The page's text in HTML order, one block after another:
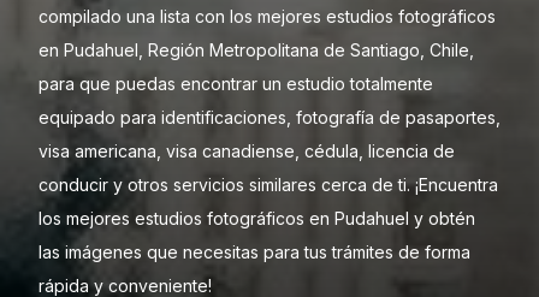
compilado una lista con los mejores estudios fotográficos
en Pudahuel, Región Metropolitana de Santiago, Chile,
para que puedas encontrar un estudio totalmente
equipado para identificaciones, fotografía de pasaportes,
visa americana, visa canadiense, cédula, licencia de
conducir y otros servicios similares cerca de ti. ¡Encuentra
los mejores estudios fotográficos en Pudahuel y obtén
las imágenes que necesitas para tus trámites de forma
rápida y conveniente!